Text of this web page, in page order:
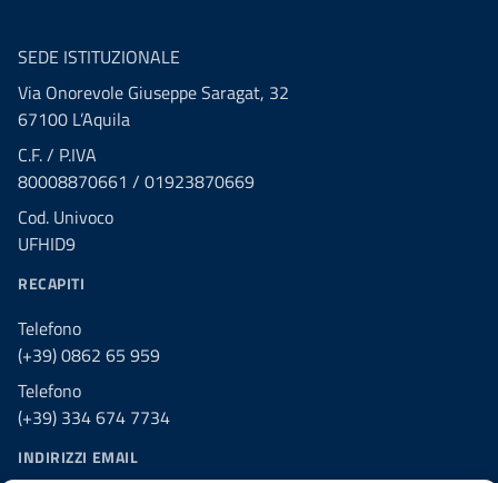
SEDE ISTITUZIONALE
Via Onorevole Giuseppe Saragat, 32
67100 L’Aquila
C.F. / P.IVA
80008870661 / 01923870669
Cod. Univoco
UFHID9
RECAPITI
Telefono
(+39) 0862 65 959
Telefono
(+39) 334 674 7734
INDIRIZZI EMAIL